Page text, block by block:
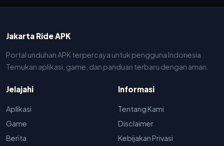
Jakarta Ride APK
Portal unduhan APK terpercaya untuk pengguna Indonesia.
Temukan aplikasi, game, dan panduan terbaru dengan aman.
Jelajahi
Aplikasi
Game
Berita
Informasi
Tentang Kami
Disclaimer
Kebijakan Privasi